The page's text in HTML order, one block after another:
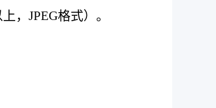
，JPEG格式）。